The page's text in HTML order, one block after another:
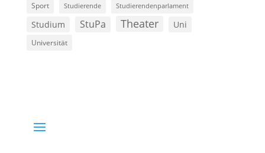
Sport Studierende Studierendenparlament
Studium StuPa Theater Uni
Universität